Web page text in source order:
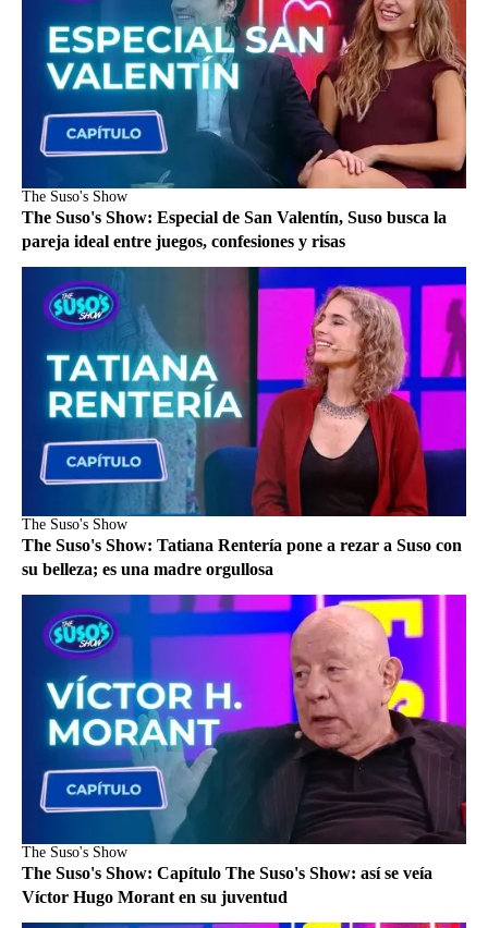
The Suso's Show
The Suso's Show: Especial de San Valentín, Suso busca la
pareja ideal entre juegos, confesiones y risas
The Suso's Show
The Suso's Show: Tatiana Rentería pone a rezar a Suso con
su belleza; es una madre orgullosa
The Suso's Show
The Suso's Show: Capítulo The Suso's Show: así se veía
Víctor Hugo Morant en su juventud